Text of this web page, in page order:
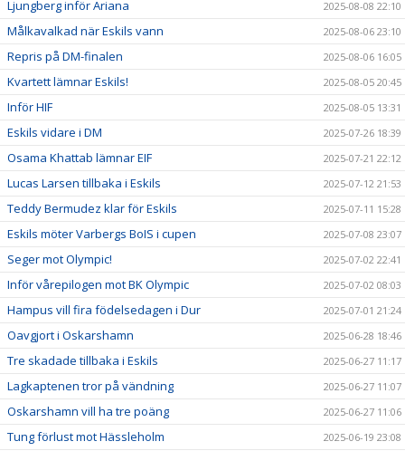
Ljungberg inför Ariana 2025-08-08 22:10
Målkavalkad när Eskils vann 2025-08-06 23:10
Repris på DM-finalen 2025-08-06 16:05
Kvartett lämnar Eskils! 2025-08-05 20:45
Inför HIF 2025-08-05 13:31
Eskils vidare i DM 2025-07-26 18:39
Osama Khattab lämnar EIF 2025-07-21 22:12
Lucas Larsen tillbaka i Eskils 2025-07-12 21:53
Teddy Bermudez klar för Eskils 2025-07-11 15:28
Eskils möter Varbergs BoIS i cupen 2025-07-08 23:07
Seger mot Olympic! 2025-07-02 22:41
Inför vårepilogen mot BK Olympic 2025-07-02 08:03
Hampus vill fira födelsedagen i Dur 2025-07-01 21:24
Oavgjort i Oskarshamn 2025-06-28 18:46
Tre skadade tillbaka i Eskils 2025-06-27 11:17
Lagkaptenen tror på vändning 2025-06-27 11:07
Oskarshamn vill ha tre poäng 2025-06-27 11:06
Tung förlust mot Hässleholm 2025-06-19 23:08